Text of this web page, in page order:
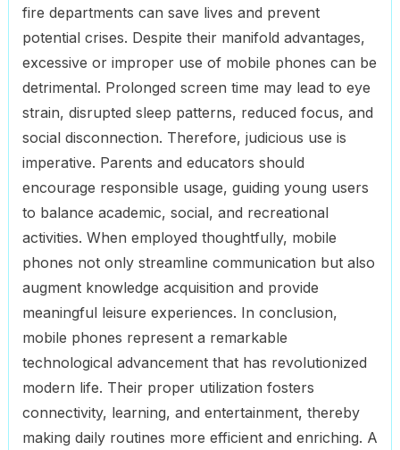
fire departments can save lives and prevent
potential crises. Despite their manifold advantages,
excessive or improper use of mobile phones can be
detrimental. Prolonged screen time may lead to eye
strain, disrupted sleep patterns, reduced focus, and
social disconnection. Therefore, judicious use is
imperative. Parents and educators should
encourage responsible usage, guiding young users
to balance academic, social, and recreational
activities. When employed thoughtfully, mobile
phones not only streamline communication but also
augment knowledge acquisition and provide
meaningful leisure experiences. In conclusion,
mobile phones represent a remarkable
technological advancement that has revolutionized
modern life. Their proper utilization fosters
connectivity, learning, and entertainment, thereby
making daily routines more efficient and enriching. A